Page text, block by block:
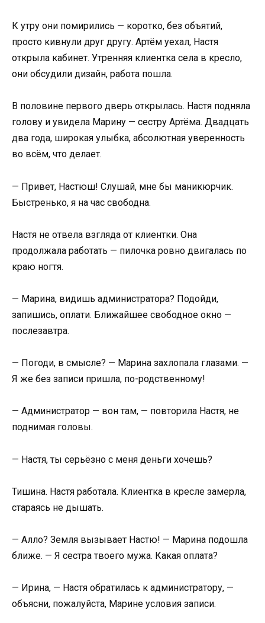
К утру они помирились — коротко, без объятий,
просто кивнули друг другу. Артём уехал, Настя
открыла кабинет. Утренняя клиентка села в кресло,
они обсудили дизайн, работа пошла.
В половине первого дверь открылась. Настя подняла
голову и увидела Марину — сестру Артёма. Двадцать
два года, широкая улыбка, абсолютная уверенность
во всём, что делает.
— Привет, Настюш! Слушай, мне бы маникюрчик.
Быстренько, я на час свободна.
Настя не отвела взгляда от клиентки. Она
продолжала работать — пилочка ровно двигалась по
краю ногтя.
— Марина, видишь администратора? Подойди,
запишись, оплати. Ближайшее свободное окно —
послезавтра.
— Погоди, в смысле? — Марина захлопала глазами. —
Я же без записи пришла, по-родственному!
— Администратор — вон там, — повторила Настя, не
поднимая головы.
— Настя, ты серьёзно с меня деньги хочешь?
Тишина. Настя работала. Клиентка в кресле замерла,
стараясь не дышать.
— Алло? Земля вызывает Настю! — Марина подошла
ближе. — Я сестра твоего мужа. Какая оплата?
— Ирина, — Настя обратилась к администратору, —
объясни, пожалуйста, Марине условия записи.